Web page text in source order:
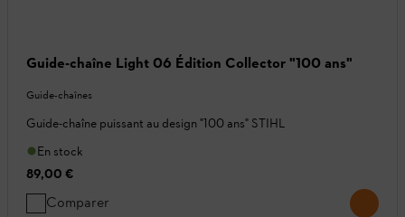
Guide-chaîne Light 06 Édition Collector "100 ans"
Guide-chaînes
Guide-chaîne puissant au design "100 ans" STIHL
En stock
89,00 €
Comparer